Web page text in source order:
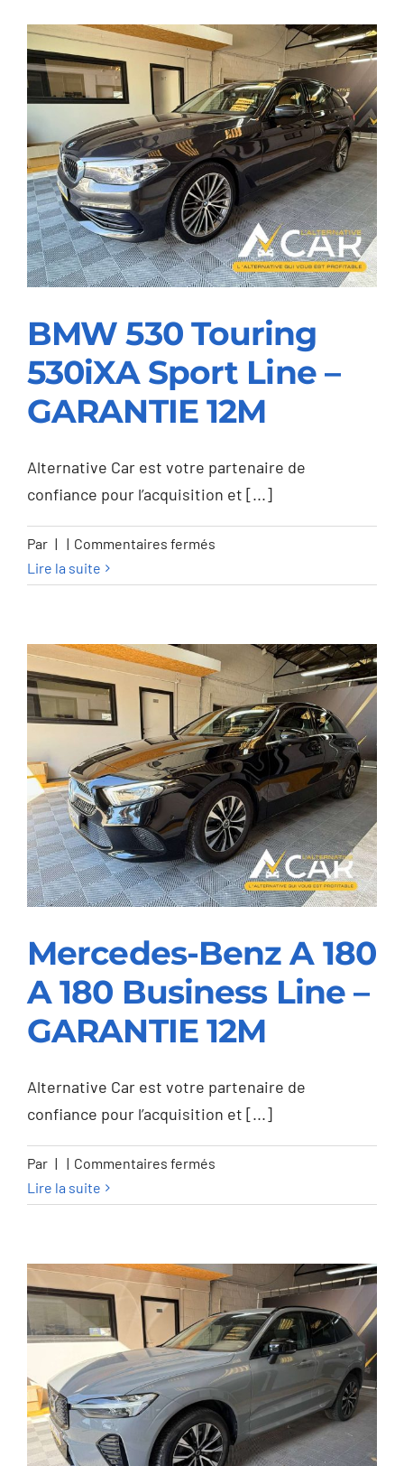
Fastback
1.4
T-
GDi
Shine
DCT
–
GARANTIE
12M
BMW 530 Touring
GARANTIE 12M
BMW 530 Touring
530iXA Sport Line –
GARANTIE 12M
Alternative Car est votre partenaire de
confiance pour l’acquisition et [...]
Par | | Commentaires fermés
530
530iXA
Sport
Line
–
GARANTIE
12M
Lire la suite
Mercedes-Benz A 180
GARANTIE 12M
Mercedes-Benz A 180
A 180 Business Line –
GARANTIE 12M
Alternative Car est votre partenaire de
confiance pour l’acquisition et [...]
Par | | Commentaires fermés
Benz
180
A
180
Business
Line
–
GARANTIE
12M
Lire la suite